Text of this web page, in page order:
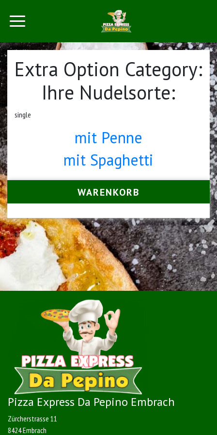
Extra Option Category:
Ihre Nudelsorte:
single
mit Penne
mit Spaghetti
WARENKORB
Pizza Express Da Pepino Embrach
Zürcherstrasse 11
8424 Embrach